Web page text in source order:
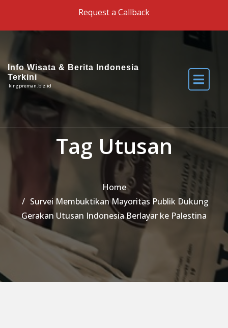
Request a Callback
Info Wisata & Berita Indonesia
Terkini
kingpreman.biz.id
Tag Utusan
Home
Survei Membuktikan Mayoritas Publik Dukung
Gerakan Utusan Indonesia Berlayar ke Palestina